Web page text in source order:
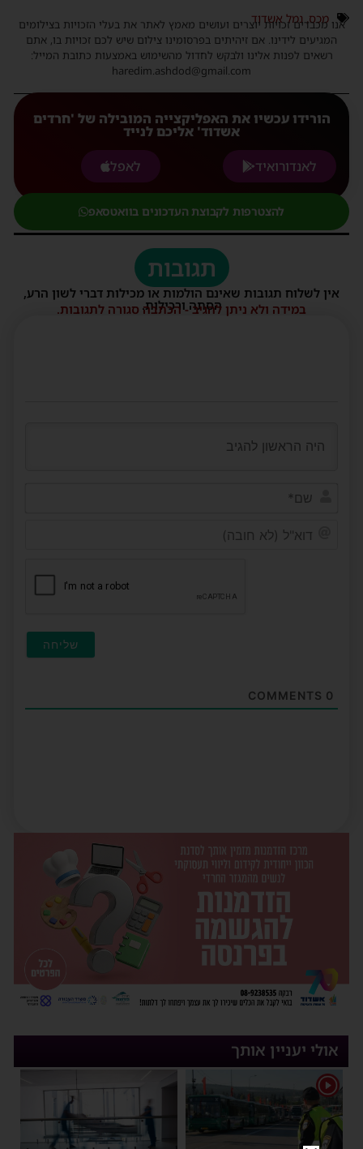
מכס,נמל אשדוד
אנו מכבדים זכויות יוצרים ועושים מאמץ לאתר את בעלי הזכויות בצילומים
המגיעים לידינו. אם זיהיתים בפרסומינו צילום שיש לכם זכויות בו, אתם
רשאים לפנות אלינו ולבקש לחדול מהשימוש באמצעות כתובת המייל:
haredim.ashdod@gmail.com
הורידו עכשיו את האפליקצייה המובילה של 'חרדים
אשדוד' אליכם לנייד
לאנדורואיד
לאפל
להצטרפות לקבוצת העדכונים בוואטסאפ
תגובות
אין לשלוח תגובות שאינם הולמות או מכילות דברי לשון הרע,
הסתה ורכילות.
במידה ולא ניתן להגיב - הכתבה סגורה לתגובות.
0
אולי יעניין אותך
1